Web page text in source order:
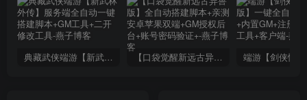
典藏武侠端游【新武林外传】服务端全自动一键搭建脚本+GM工具+二开修改工具 【口袋觉醒新远古异兽版】全自动搭建脚本+亲测安卓苹果双端+GM授权后台+账号密码验证+